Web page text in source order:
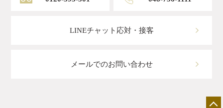
LINEチャット応対・接客
メールでのお問い合わせ